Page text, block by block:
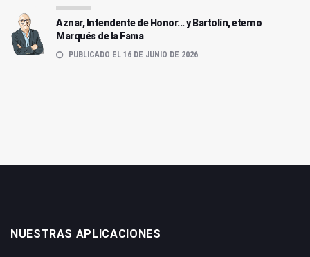
Aznar, Intendente de Honor... y Bartolín, eterno
Marqués de la Fama
PUBLICADO EL 16 DE JUNIO DE 2026
NUESTRAS APLICACIONES